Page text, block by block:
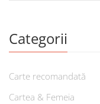
Categorii
Carte recomandată
Cartea & Femeia